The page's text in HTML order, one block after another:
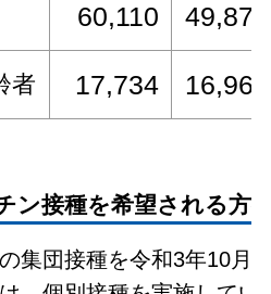
60,110 49,870
者 17,734 16,966
ン接種を希望される方
集団接種を令和3年10月